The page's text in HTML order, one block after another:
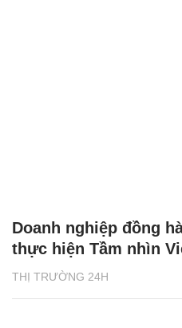
THỊ TRƯỜNG 24H
Doanh nghiệp đồng
thực hiện Tầm nhìn